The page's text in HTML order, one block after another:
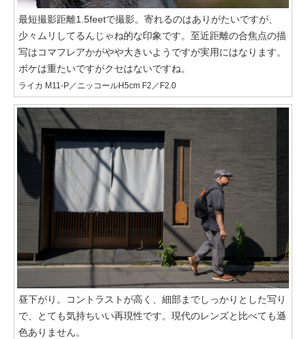
最短撮影距離1.5feetで撮影。寄れるのはありがたいですが、
少々ムリしてるんじゃね的な印象です。至近距離の合焦点の描
写はコマフレアかがやや大きいようですが実用にはなります。
ボケは重たいですがクセはないですね。
ライカ M11-P／ニッコールH5cm F2／F2.0
昼下がり。コントラストが高く、細部までしっかりとした写り
で、とても気持ちいい再現性です。現代のレンズと比べても遜
色ありません。